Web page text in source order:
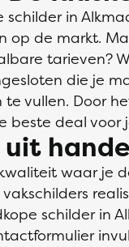
in
op de markt.
tarieven?
die je
vullen. Door
beste deal voor
uit
waar je
schilder in